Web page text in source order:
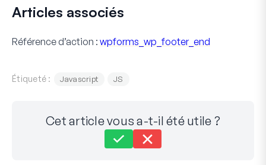
Articles associés
Référence d’action : wpforms_wp_footer_end
Étiqueté : Javascript JS
Cet article vous a-t-il été utile ?